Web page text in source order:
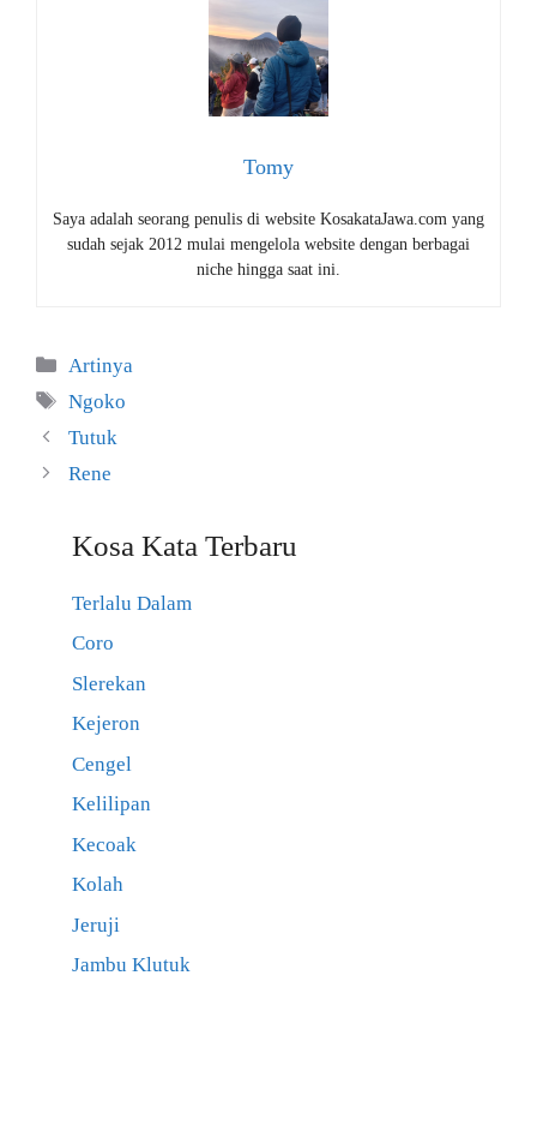
Tomy
Saya adalah seorang penulis di website KosakataJawa.com yang
sudah sejak 2012 mulai mengelola website dengan berbagai
niche hingga saat ini.
Kategori
Artinya
Tag
Ngoko
Tutuk
Rene
Kosa Kata Terbaru
Terlalu Dalam
Coro
Slerekan
Kejeron
Cengel
Kelilipan
Kecoak
Kolah
Jeruji
Jambu Klutuk